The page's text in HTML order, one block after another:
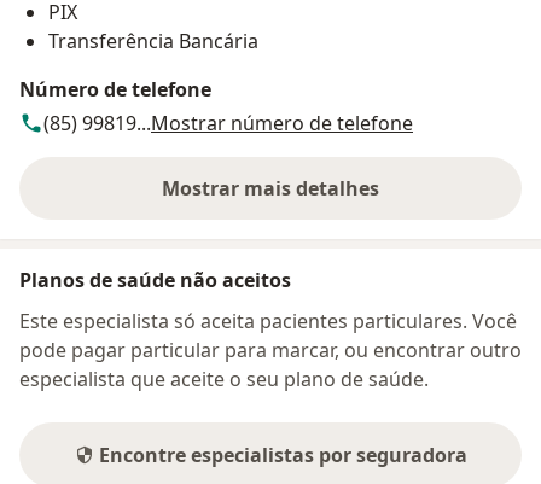
PIX
Transferência Bancária
Número de telefone
(85) 99819...Mostrar número de telefone
Mostrar mais detalhes
sobre o endereço
Planos de saúde não aceitos
Este especialista só aceita pacientes particulares. Você
pode pagar particular para marcar, ou encontrar outro
especialista que aceite o seu plano de saúde.
Encontre especialistas por seguradora